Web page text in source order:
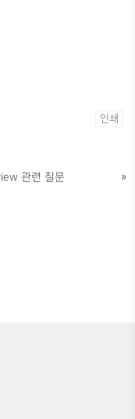
인쇄
관련 질문
»